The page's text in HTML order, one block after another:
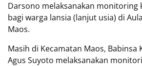
Darsono melaksanakan monitoring
bagi warga lansia (lanjut usia) di
Maos.
Masih di Kecamatan Maos, Babinsa
Agus Suyoto melaksanakan